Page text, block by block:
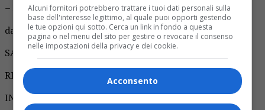
– Mostre
da 17/05/2026 a 27/06/2026
SALA BIELLESE, VIA OTTAVIO RIVETTI 5
RITRATTƏ PARTIGIANE
INFO
Alcuni fornitori potrebbero trattare i tuoi dati personali sulla
base dell'interesse legittimo, al quale puoi opporti gestendo
le tue opzioni qui sotto. Cerca un link in fondo a questa
pagina o nel menu del sito per gestire o revocare il consenso
nelle impostazioni della privacy e dei cookie.
Acconsento